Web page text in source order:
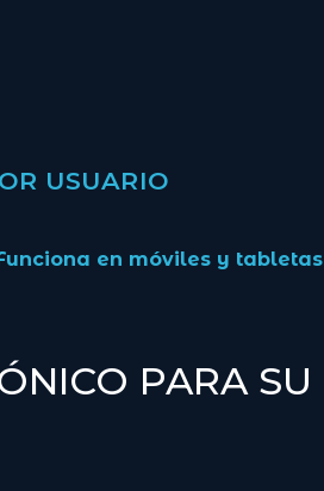
USUARIO
en móviles y tabletas
PARA SU